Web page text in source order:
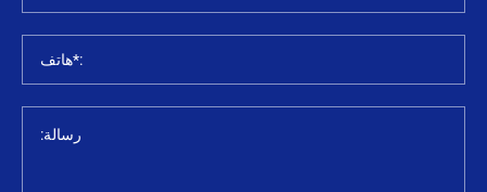
:*هاتف
رسالة: